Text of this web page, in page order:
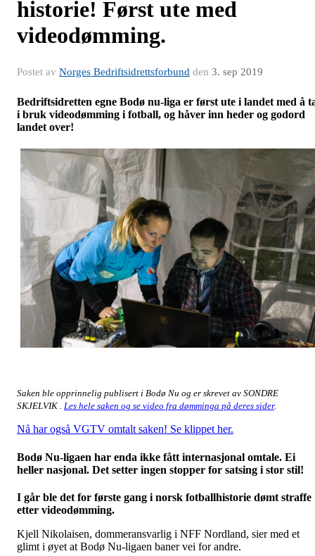
historie! Først ute med
videodømming.
Postet av Norges Bedriftsidrettsforbund den 3. sep 2019
Bedriftsidretten egne Bodø nu-liga er først ute i landet med å
i bruk videodømming i fotball, og håver inn heder og godord
landet over!
Saken ble opprinnelig publisert i Bodø Nu og er skrevet av SONDRE
SKJELVIK . Les hele saken og se video fra dømminga på deres sider.
Nå har også VGTV omtalt saken! Se klippet her.
Bodø Nu-ligaen har enda ikke fått internasjonal omtale. Ei
heller nasjonal. Det setter ingen stopper for satsing i stor stil!
I går ble det for første gang i norsk fotballhistorie dømt straffe
etter videodømming.
Kjell Nikolaisen, dommeransvarlig i NFF Nordland, sier med et
glimt i øyet at Bodø Nu-ligaen baner vei for andre.